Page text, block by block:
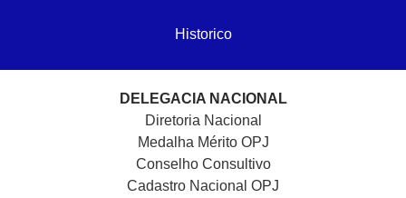
Historico
DELEGACIA NACIONAL
Diretoria Nacional
Medalha Mérito OPJ
Conselho Consultivo
Cadastro Nacional OPJ